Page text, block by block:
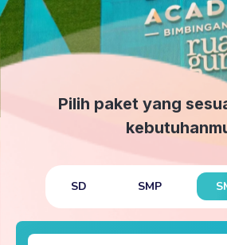
Pilih paket yang
SD SMP